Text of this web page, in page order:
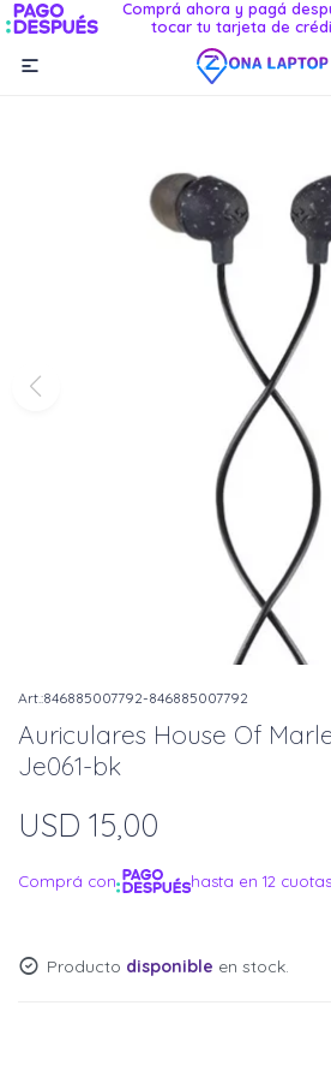
Comprá ahora y pagá
tocar tu tarjeta de

846885007792-846885007792
Auriculares House Of
Je061-bk
USD 15,00
Comprá con hasta en 12 cuotas
Producto disponible en stock.
Novedades